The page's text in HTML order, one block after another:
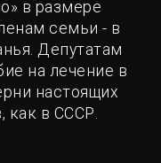
в размере
семьи - в
Депутатам
на лечение в
настоящих
как в СССР.